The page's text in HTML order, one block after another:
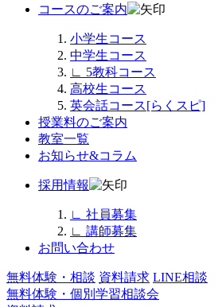
コースのご案内
小学生コース
中学生コース
∟ 5教科コース
高校生コース
英会話コース[らくスピ]
授業料のご案内
教室一覧
お知らせ&コラム
採用情報
∟ 社員募集
∟ 講師募集
お問い合わせ
無料体験・相談 資料請求 LINE相談
無料体験・個別学習相談会